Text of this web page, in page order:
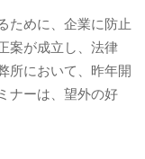
ために、企業に防止
案が成立し、法律
所において、昨年開
ナーは、望外の好